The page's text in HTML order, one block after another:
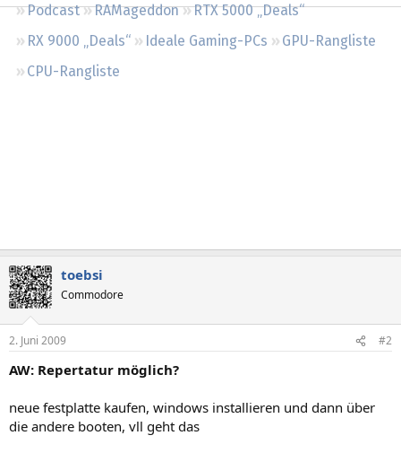
Podcast RAMageddon
RTX 5000 „Deals“
RX 9000 „Deals“
Ideale Gaming-PCs
GPU-Rangliste
CPU-Rangliste
toebsi
Commodore
2. Juni 2009 #2
AW: Repertatur möglich?
neue festplatte kaufen, windows installieren und dann über
die andere booten, vll geht das